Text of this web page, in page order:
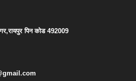
,रायपुर पिन कोड492009